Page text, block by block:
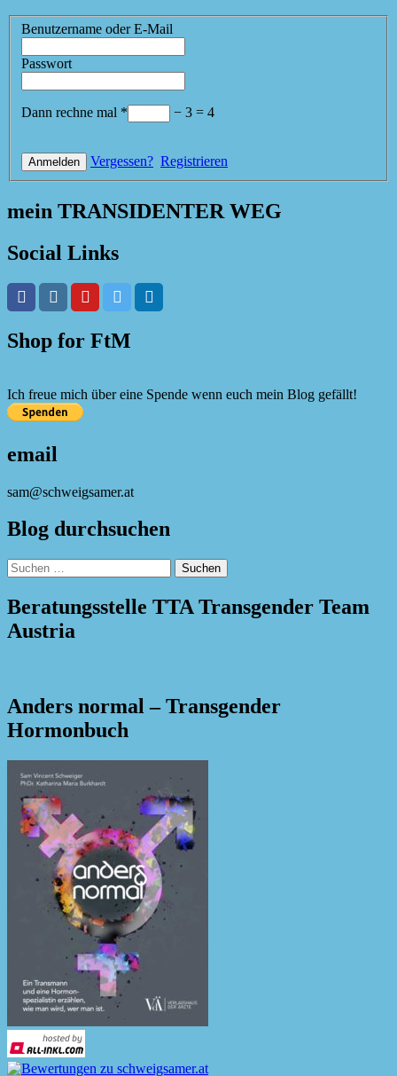
Benutzername oder E-Mail
Passwort
Dann rechne mal * − 3 = 4
Vergessen? Registrieren
mein TRANSIDENTER WEG
Social Links
Shop for FtM
Ich freue mich über eine Spende wenn euch mein Blog gefällt!
email
sam@schweigsamer.at
Blog durchsuchen
Suchen
nach:
Beratungsstelle TTA Transgender Team
Austria
Anders normal – Transgender
Hormonbuch